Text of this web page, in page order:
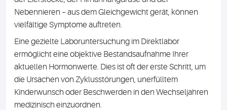
Nebennieren – aus dem Gleichgewicht gerät, können
vielfältige Symptome auftreten.
Eine gezielte Laboruntersuchung im Direktlabor
ermöglicht eine objektive Bestandsaufnahme Ihrer
aktuellen Hormonwerte. Dies ist oft der erste Schritt, um
die Ursachen von Zyklusstörungen, unerfülltem
Kinderwunsch oder Beschwerden in den Wechseljahren
medizinisch einzuordnen.